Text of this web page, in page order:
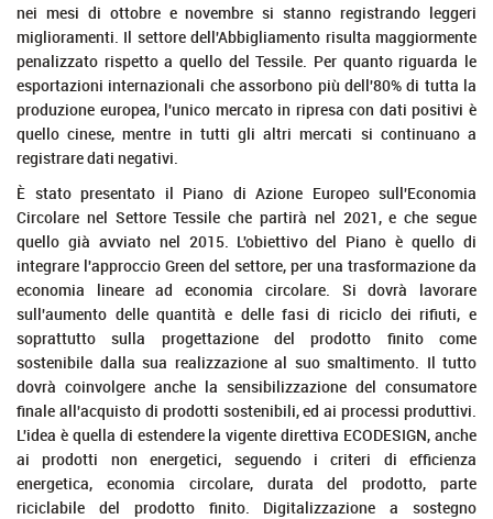
nei mesi di ottobre e novembre si stanno registrando leggeri
miglioramenti. Il settore dell'Abbigliamento risulta maggiormente
penalizzato rispetto a quello del Tessile. Per quanto riguarda le
esportazioni internazionali che assorbono più dell'80% di tutta la
produzione europea, l'unico mercato in ripresa con dati positivi è
quello cinese, mentre in tutti gli altri mercati si continuano a
registrare dati negativi.
È stato presentato il Piano di Azione Europeo sull'Economia
Circolare nel Settore Tessile che partirà nel 2021, e che segue
quello già avviato nel 2015. L'obiettivo del Piano è quello di
integrare l'approccio Green del settore, per una trasformazione da
economia lineare ad economia circolare. Si dovrà lavorare
sull'aumento delle quantità e delle fasi di riciclo dei rifiuti, e
soprattutto sulla progettazione del prodotto finito come
sostenibile dalla sua realizzazione al suo smaltimento. Il tutto
dovrà coinvolgere anche la sensibilizzazione del consumatore
finale all'acquisto di prodotti sostenibili, ed ai processi produttivi.
L'idea è quella di estendere la vigente direttiva ECODESIGN, anche
ai prodotti non energetici, seguendo i criteri di efficienza
energetica, economia circolare, durata del prodotto, parte
riciclabile del prodotto finito. Digitalizzazione a sostegno